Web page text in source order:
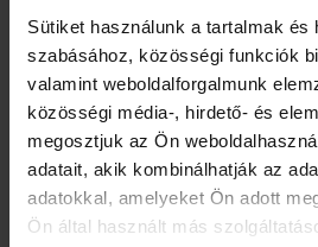
Sütiket használunk a tartalmak és
szabásához, közösségi funkciók
valamint weboldalforgalmunk
közösségi média-, hirdető- és
megosztjuk az Ön
adatait, akik kombinálhatják az
adatokkal, amelyeket Ön adott
Ön által használt más
Vyšetrenie a
2
Príprava